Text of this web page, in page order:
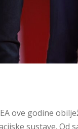
ove godine
sustave. Od